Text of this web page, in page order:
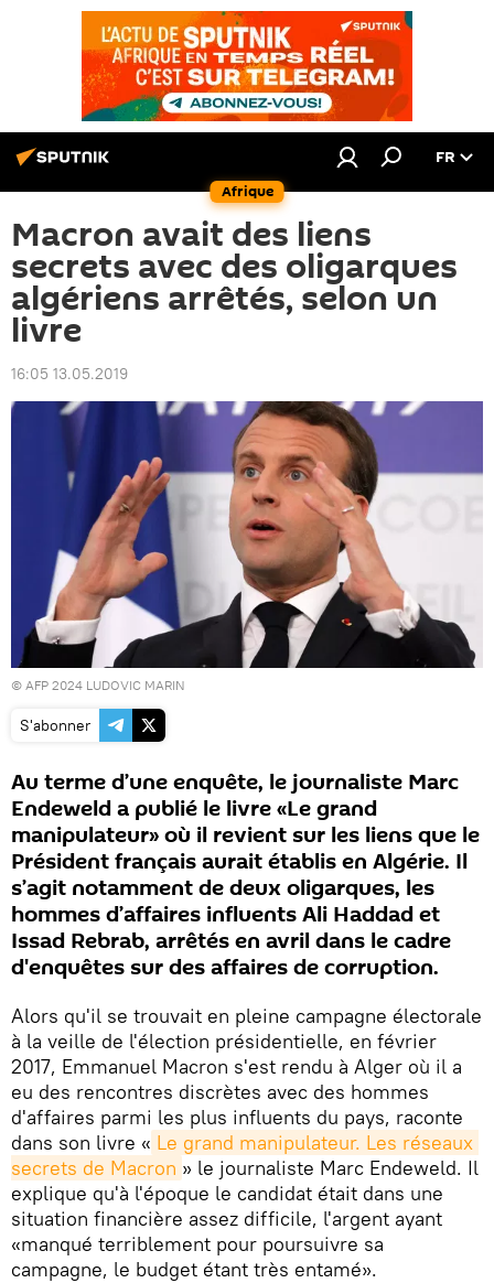
Afrique
FR
Macron avait des liens
secrets avec des oligarques
algériens arrêtés, selon un
livre
16:05 13.05.2019
© AFP 2024 LUDOVIC MARIN
S'abonner
Au terme d’une enquête, le journaliste Marc
Endeweld a publié le livre «Le grand
manipulateur» où il revient sur les liens que le
Président français aurait établis en Algérie. Il
s’agit notamment de deux oligarques, les
hommes d’affaires influents Ali Haddad et
Issad Rebrab, arrêtés en avril dans le cadre
d'enquêtes sur des affaires de corruption.
Alors qu'il se trouvait en pleine campagne électorale
à la veille de l'élection présidentielle, en février
2017, Emmanuel Macron s'est rendu à Alger où il a
eu des rencontres discrètes avec des hommes
d'affaires parmi les plus influents du pays, raconte
dans son livre « Le grand manipulateur. Les réseaux
secrets de Macron » le journaliste Marc Endeweld. Il
explique qu'à l'époque le candidat était dans une
situation financière assez difficile, l'argent ayant
«manqué terriblement pour poursuivre sa
campagne, le budget étant très entamé».